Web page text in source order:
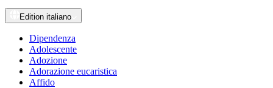
Edition italiano
Dipendenza
Adolescente
Adozione
Adorazione eucaristica
Affido